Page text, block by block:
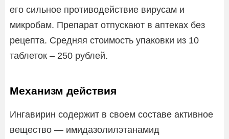
его сильное противодействие вирусам и
микробам. Препарат отпускают в аптеках без
рецепта. Средняя стоимость упаковки из 10
таблеток – 250 рублей.
Механизм действия
Ингавирин содержит в своем составе активное
вещество — имидазолилэтанамид